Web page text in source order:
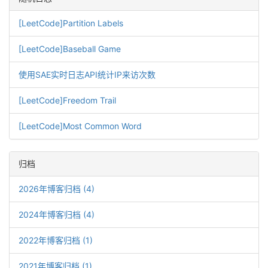
[LeetCode]Partition Labels
[LeetCode]Baseball Game
使用SAE实时日志API统计IP来访次数
[LeetCode]Freedom Trail
[LeetCode]Most Common Word
归档
2026年博客归档 (4)
2024年博客归档 (4)
2022年博客归档 (1)
2021年博客归档 (1)